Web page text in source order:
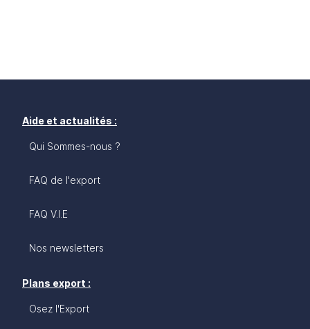
Aide et actualités :
Qui Sommes-nous ?
FAQ de l'export
FAQ V.I.E
Nos newsletters
Plans export :
Osez l'Export